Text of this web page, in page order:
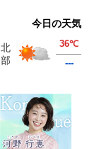
今日の天気